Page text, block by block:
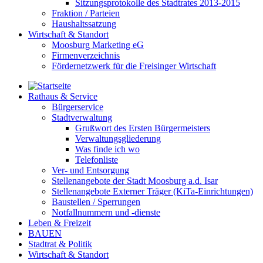
Sitzungsprotokolle des Stadtrates 2013-2015
Fraktion / Parteien
Haushaltssatzung
Wirtschaft & Standort
Moosburg Marketing eG
Firmenverzeichnis
Fördernetzwerk für die Freisinger Wirtschaft
Rathaus & Service
Bürgerservice
Stadtverwaltung
Grußwort des Ersten Bürgermeisters
Verwaltungsgliederung
Was finde ich wo
Telefonliste
Ver- und Entsorgung
Stellenangebote der Stadt Moosburg a.d. Isar
Stellenangebote Externer Träger (KiTa-Einrichtungen)
Baustellen / Sperrungen
Notfallnummern und -dienste
Leben & Freizeit
BAUEN
Stadtrat & Politik
Wirtschaft & Standort